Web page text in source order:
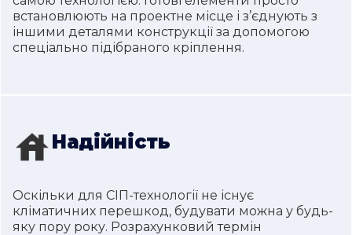
встановлюють на проектне місце і з’єднують з
іншими деталями конструкції за допомогою
спеціально підібраного кріплення.
Надійність
Оскільки для СІП-технології не існує
кліматичних перешкод, будувати можна у будь-
яку пору року. Розрахунковий термін